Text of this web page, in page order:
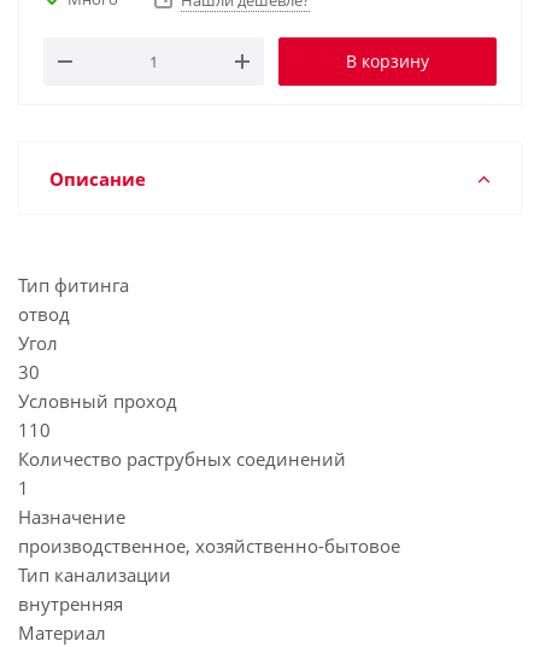
В корзину
Описание
Тип фитинга
отвод
Угол
30
Условный проход
110
Количество раструбных соединений
1
Назначение
производственное, хозяйственно-бытовое
Тип канализации
внутренняя
Материал